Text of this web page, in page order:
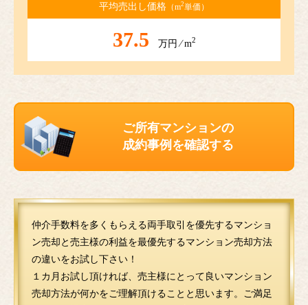
平均売出し価格 （m2単価）
37.5 万円 ⁄ m2
ご所有マンションの
成約事例を確認する
仲介手数料を多くもらえる両手取引を優先するマンショ
ン売却と売主様の利益を最優先するマンション売却方法
の違いをお試し下さい！
１カ月お試し頂ければ、売主様にとって良いマンション
売却方法が何かをご理解頂けることと思います。ご満足